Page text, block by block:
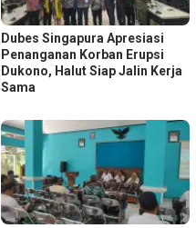
Dubes Singapura Apresiasi
Penanganan Korban Erupsi
Dukono, Halut Siap Jalin Kerja
Sama